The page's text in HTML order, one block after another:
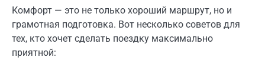
Комфорт — это не только хороший маршрут, но и
грамотная подготовка. Вот несколько советов для
тех, кто хочет сделать поездку максимально
приятной: